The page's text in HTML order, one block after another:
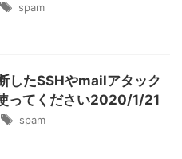
spam
したSSHやmailアタック
ってください2020/1/21
spam